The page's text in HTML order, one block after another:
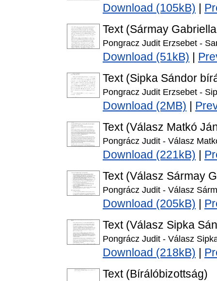
Download (105kB)
Text (Sármay
Pongracz Judit Erzsebet -
Download (51kB)
Text (Sipka Sándor
Pongracz Judit Erzsebet -
Download (2MB)
Text (Válasz Matkó
Pongrácz Judit - Válasz
Download (221kB)
Text (Válasz Sármay
Pongrácz Judit - Válasz
Download (205kB)
Text (Válasz Sipka
Pongrácz Judit - Válasz
Download (218kB)
Text (Bírálóbizottság)